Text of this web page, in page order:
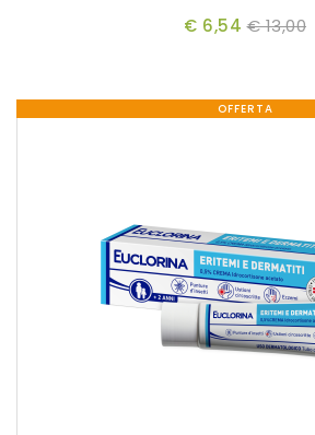
€ 6,54 € 13,00
OFFERTA